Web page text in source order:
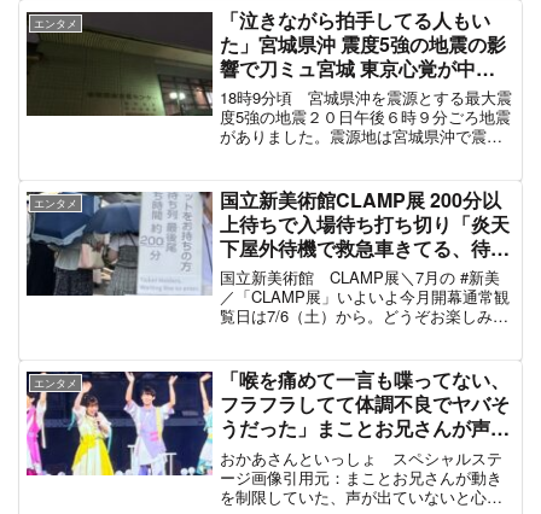
す、サンバに鼓笛にめんまの集団。…な
るほど...
エンタメ
「泣きながら拍手してる人もい
た」宮城県沖 震度5強の地震の影
響で刀ミュ宮城 東京心覚が中止
も安全を考えてくれた運営やスタ
ッフに会場の審神者たちが拍手 #
宮城地震 #刀ミュ
18時9分頃 宮城県沖を震源とする最大震
度5強の地震２０日午後６時９分ごろ地震
がありました。震源地は宮城県沖で震源
この地震によって津波注意報が宮城県沿
岸に発表されていま...
エンタメ
国立新美術館CLAMP展 200分以
上待ちで入場待ち打ち切り「炎天
下屋外待機で救急車きてる、待機
列から叫び声が聞こえた」「ゲリ
ラ豪雨にも巻き込まれた、雷すご
い」#国立新美術館 #CLAMP展
国立新美術館 CLAMP展＼7月の #新美
／「CLAMP展」いよいよ今月開幕通常観
覧日は7/6（土）から。どうぞお楽しみ
ト」をお持ちの方のみご入場いただけま
す。（...
エンタメ
「喉を痛めて一言も喋ってない、
フラフラしてて体調不良でヤバそ
うだった」まことお兄さんが声出
しと動きを制限していた、おかあ
さんといっしょスペシャルステー
ジ社畜回が放送されてザワつく #
おかあさんといっしょ スペシャルステ
ージ画像引用元：まことお兄さんが動き
を制限していた、声が出ていないと心配